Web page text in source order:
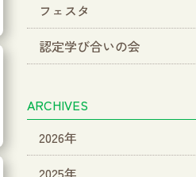
フェスタ
認定学び合いの会
ARCHIVES
2026年